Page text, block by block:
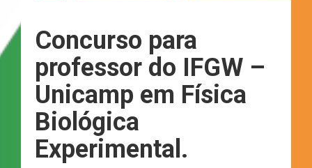
Concurso para
professor do IFGW –
Unicamp em Física
Biológica
Experimental.